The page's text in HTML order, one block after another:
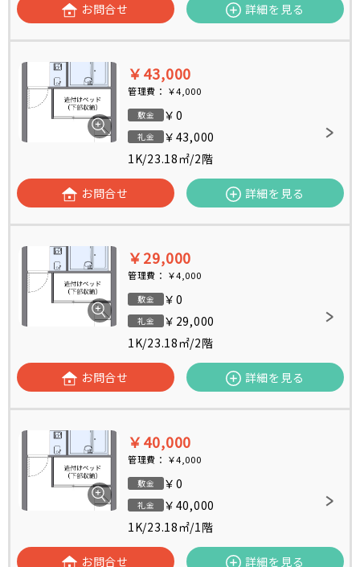
お問合せ 詳細を見る
￥43,000
管理費： ￥4,000
敷金 ￥0
礼金
￥43,000
1K/23.18㎡/2階
お問合せ 詳細を見る
￥29,000
管理費： ￥4,000
敷金 ￥0
礼金
￥29,000
1K/23.18㎡/2階
お問合せ 詳細を見る
￥40,000
管理費： ￥4,000
敷金 ￥0
礼金
￥40,000
1K/23.18㎡/1階
お問合せ 詳細を見る